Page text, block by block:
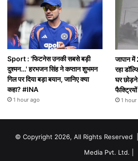
Sport : 'फिटनेस उनकी सबसे बड़ी
दुश्मन…' हरभजन सिंह ने कप्तान शुभमन
गिल पर दिया बड़ा बयान, जानिए क्या
कहा? #INA
1 hour ago
जापान
रहा
घर
1 hour
© Copyright 2026, All Rights Reserved |
Media Pvt. Ltd.